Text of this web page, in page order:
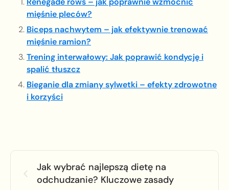
mięśnie pleców?
Biceps nachwytem – jak efektywnie trenować
mięśnie ramion?
Trening interwałowy: Jak poprawić kondycję i
spalić tłuszcz
Bieganie dla zmiany sylwetki – efekty zdrowotne
i korzyści
Jak wybrać najlepszą dietę na
odchudzanie? Kluczowe zasady